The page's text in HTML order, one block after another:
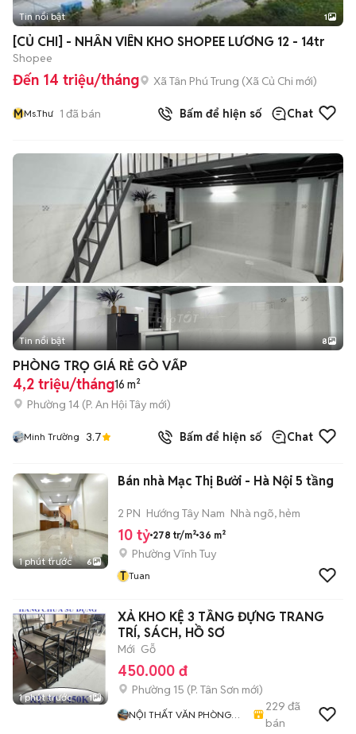
Tin nổi bật 1
[CỦ CHI] - NHÂN VIÊN KHO SHOPEE LƯƠNG 12 - 14tr
Shopee
Đến 14 triệu/tháng Xã Tân Phú Trung (Xã Củ Chi mới)
MMs.Thư 1 đã bán Bấm để hiện số Chat
+2
Tin nổi bật 8
PHÒNG TRỌ GIÁ RẺ GÒ VẤP
4,2 triệu/tháng16 m²
Phường 14 (P. An Hội Tây mới)
Minh Trường 3.7 Bấm để hiện số Chat
1 phút trước 6
Bán nhà Mạc Thị Bưởi - Hà Nội 5 tầng
2 PN Hướng Tây Nam Nhà ngõ, hẻm
10 tỷ 278 tr/m² 36 m²
Phường Vĩnh Tuy
T Tuan
1 phút trước 1
XẢ KHO KỆ 3 TẦNG ĐỰNG TRANG
TRÍ, SÁCH, HỒ SƠ
Mới Gỗ
450.000 đ
Phường 15 (P. Tân Sơn mới)
NỘI THẤT VĂN PHÒNG
229 đã
bán